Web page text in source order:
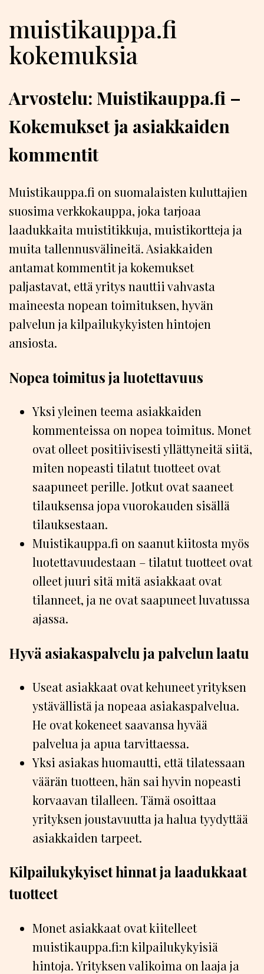
muistikauppa.fi
kokemuksia
Arvostelu: Muistikauppa.fi –
Kokemukset ja asiakkaiden
kommentit
Muistikauppa.fi on suomalaisten kuluttajien
suosima verkkokauppa, joka tarjoaa
laadukkaita muistitikkuja, muistikortteja ja
muita tallennusvälineitä. Asiakkaiden
antamat kommentit ja kokemukset
paljastavat, että yritys nauttii vahvasta
maineesta nopean toimituksen, hyvän
palvelun ja kilpailukykyisten hintojen
ansiosta.
Nopea toimitus ja luotettavuus
Yksi yleinen teema asiakkaiden
kommenteissa on nopea toimitus. Monet
ovat olleet positiivisesti yllättyneitä siitä,
miten nopeasti tilatut tuotteet ovat
saapuneet perille. Jotkut ovat saaneet
tilauksensa jopa vuorokauden sisällä
tilauksestaan.
Muistikauppa.fi on saanut kiitosta myös
luotettavuudestaan – tilatut tuotteet ovat
olleet juuri sitä mitä asiakkaat ovat
tilanneet, ja ne ovat saapuneet luvatussa
ajassa.
Hyvä asiakaspalvelu ja palvelun laatu
Useat asiakkaat ovat kehuneet yrityksen
ystävällistä ja nopeaa asiakaspalvelua.
He ovat kokeneet saavansa hyvää
palvelua ja apua tarvittaessa.
Yksi asiakas huomautti, että tilatessaan
väärän tuotteen, hän sai hyvin nopeasti
korvaavan tilalleen. Tämä osoittaa
yrityksen joustavuutta ja halua tyydyttää
asiakkaiden tarpeet.
Kilpailukykyiset hinnat ja laadukkaat
tuotteet
Monet asiakkaat ovat kiitelleet
muistikauppa.fi:n kilpailukykyisiä
hintoja. Yrityksen valikoima on laaja ja